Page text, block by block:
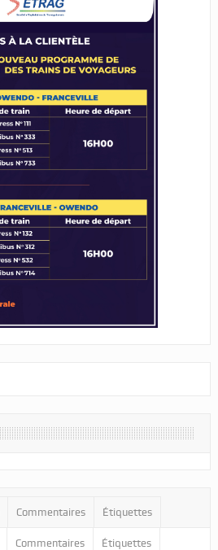
Commentaires Étiquettes
Commentaires Étiquettes